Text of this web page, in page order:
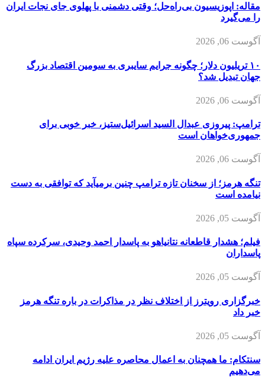
مقاله: اپوزیسیون بی‌راه‌حل؛ وقتی دشمنی با پهلوی جای نجات ایران
را می‌گیرد
آگوست 06, 2026
۱۰ تریلیون دلار؛ چگونه جرایم سایبری به سومین اقتصاد بزرگ
جهان تبدیل شد؟
آگوست 06, 2026
ترامپ: پیروزی عبدال السید اسرائیل‌ستیز، خبر خوبی برای
جمهوری‌خواهان است
آگوست 06, 2026
تنگه هرمز؛ از سخنان تازه ترامپ چنین برمیآید که توافقی به دست
نیامده است
آگوست 05, 2026
فیلم؛ هشدار قاطعانه نتانیاهو به پاسدار احمد وحیدی، سرکرده سپاه
پاسداران
آگوست 05, 2026
خبرگزاری رویترز از اختلاف نظر در مذاکرات در باره تنگه هرمز
خبر داد
آگوست 05, 2026
سنتکام: ما همچنان به اعمال محاصره علیه رژیم ایران ادامه
می‌دهیم